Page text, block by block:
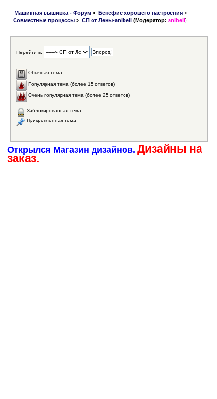
Машинная вышивка - Форум » Бенефис хорошего настроения»
Совместные процессы » СП от Лены-anibell (Модератор: anibell )
Перейти в:
Обычная тема
Популярная тема (более 15 ответов)
Очень популярная тема (более 25 ответов)
Заблокированная тема
Прикрепленная тема
Открылся Магазин дизайнов. Дизайны на
заказ.